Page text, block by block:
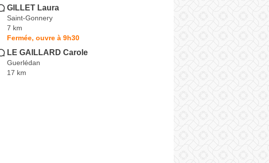
GILLET Laura
Saint-Gonnery
7 km
Fermée, ouvre à 9h30
LE GAILLARD Carole
Guerlédan
17 km